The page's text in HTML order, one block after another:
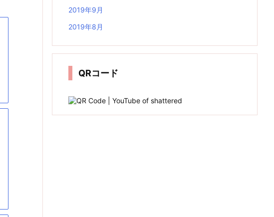
2019年9月
2019年8月
QRコード